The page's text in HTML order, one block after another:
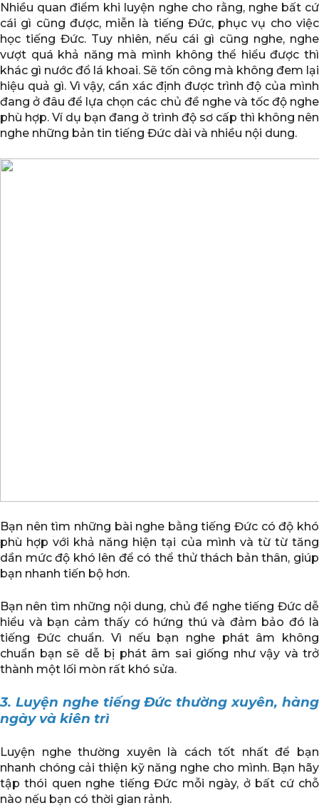
Nhiều quan điểm khi luyện nghe cho rằng, nghe bất cứ
cái gì cũng được, miễn là tiếng Đức, phục vụ cho việc
học tiếng Đức. Tuy nhiên, nếu cái gì cũng nghe, nghe
vượt quá khả năng mà mình không thể hiểu được thì
khác gì nước đổ lá khoai. Sẽ tốn công mà không đem lại
hiệu quả gì. Vì vậy, cần xác định được trình độ của mình
đang ở đâu để lựa chọn các chủ đề nghe và tốc độ nghe
phù hợp. Ví dụ bạn đang ở trình độ sơ cấp thì không nên
nghe những bản tin tiếng Đức dài và nhiều nội dung.
Bạn nên tìm những bài nghe bằng tiếng Đức có độ khó
phù hợp với khả năng hiện tại của mình và từ từ tăng
dần mức độ khó lên để có thể thử thách bản thân, giúp
bạn nhanh tiến bộ hơn.
Bạn nên tìm những nội dung, chủ đề nghe tiếng Đức dễ
hiểu và bạn cảm thấy có hứng thú và đảm bảo đó là
tiếng Đức chuẩn. Vì nếu bạn nghe phát âm không
chuẩn bạn sẽ dễ bị phát âm sai giống như vậy và trở
thành một lối mòn rất khó sửa.
3. Luyện nghe tiếng Đức thường xuyên, hàng
ngày và kiên trì
Luyện nghe thường xuyên là cách tốt nhất để bạn
nhanh chóng cải thiện kỹ năng nghe cho mình. Bạn hãy
tập thói quen nghe tiếng Đức mỗi ngày, ở bất cứ chỗ
nào nếu bạn có thời gian rảnh.